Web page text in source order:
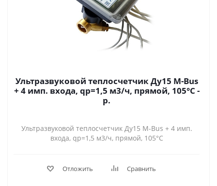
Ультразвуковой теплосчетчик Ду15 M-Bus
+ 4 имп. входа, qp=1,5 м3/ч, прямой, 105°C -
р.
Ультразвуковой теплосчетчик Ду15 M-Bus + 4 имп.
входа, qp=1,5 м3/ч, прямой, 105°C
Отложить Сравнить